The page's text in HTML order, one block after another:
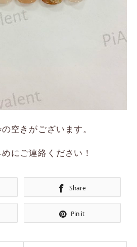
空きがございます。
にご連絡ください！
Share
Pin it